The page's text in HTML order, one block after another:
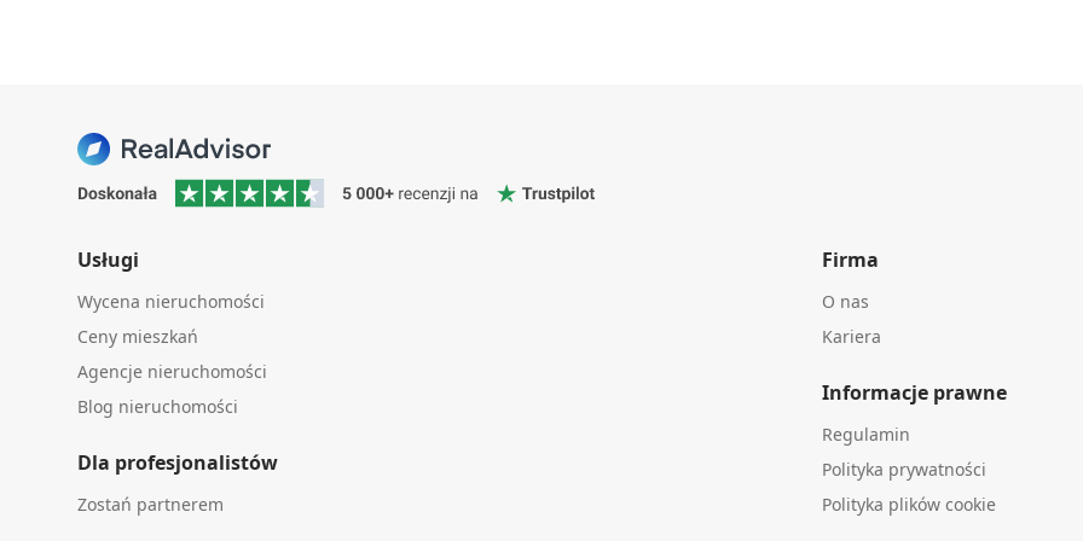
Usługi
Wycena nieruchomości
Ceny mieszkań
Agencje nieruchomości
Blog nieruchomości
Dla profesjonalistów
Zostań partnerem
Firma
O nas
Kariera
Informacje prawne
Regulamin
Polityka prywatności
Polityka plików cookie